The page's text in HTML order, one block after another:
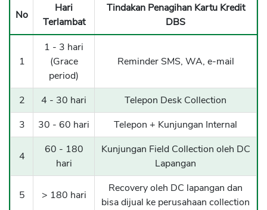
No
Hari
Terlambat
Tindakan Penagihan Kartu Kredit
DBS
1
1 - 3 hari
(Grace
period)
Reminder SMS, WA, e-mail
2 4 - 30 hari
Telepon Desk Collection
3
30 - 60 hari Telepon + Kunjungan Internal
4
60 - 180
hari
Kunjungan Field Collection oleh DC
Lapangan
5 > 180 hari
Recovery oleh DC lapangan dan
bisa dijual ke perusahaan collection